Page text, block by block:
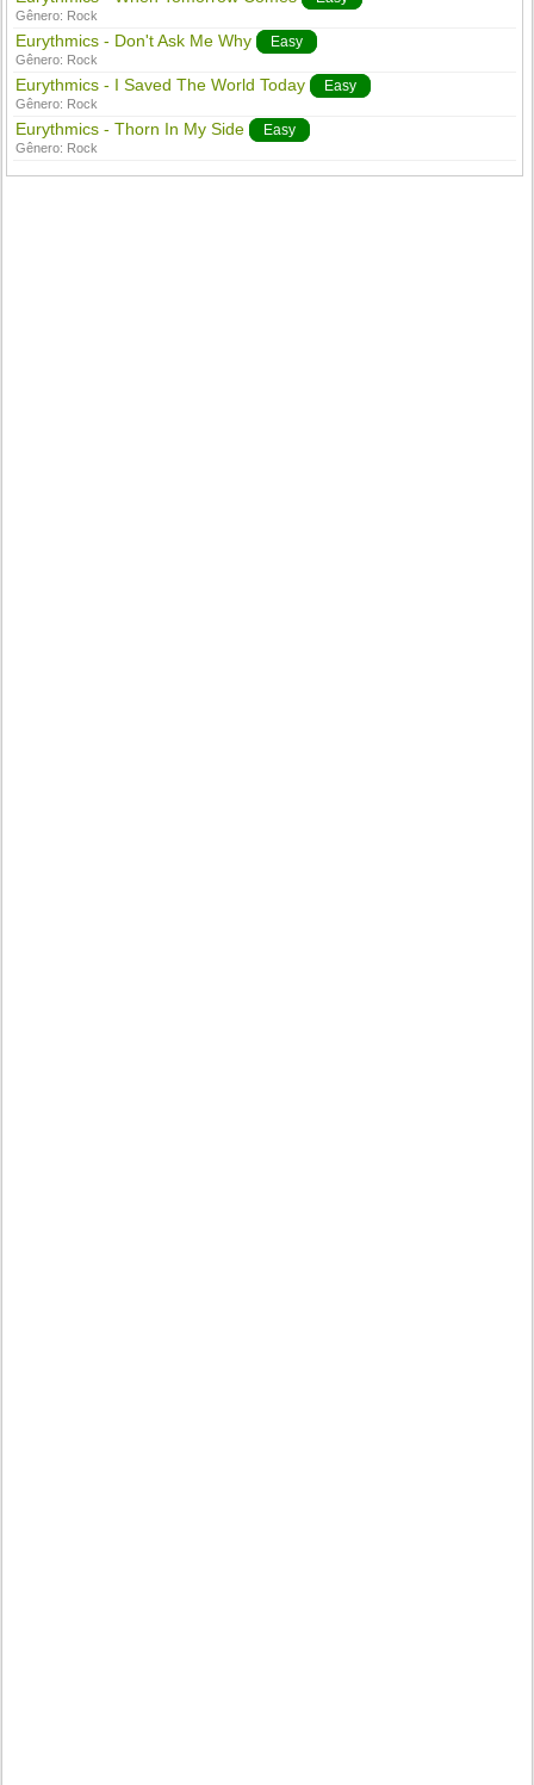
Gênero: Rock
Eurythmics - Don't Ask Me Why Easy
Gênero: Rock
Eurythmics - I Saved The World Today Easy
Gênero: Rock
Eurythmics - Thorn In My Side Easy
Gênero: Rock